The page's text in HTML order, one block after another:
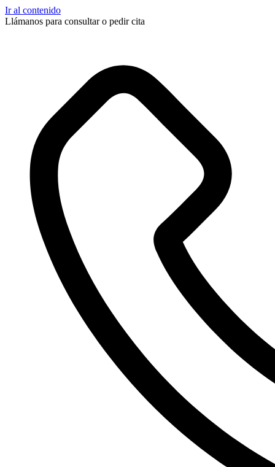
Ir al contenido
Llámanos para consultar o pedir cita